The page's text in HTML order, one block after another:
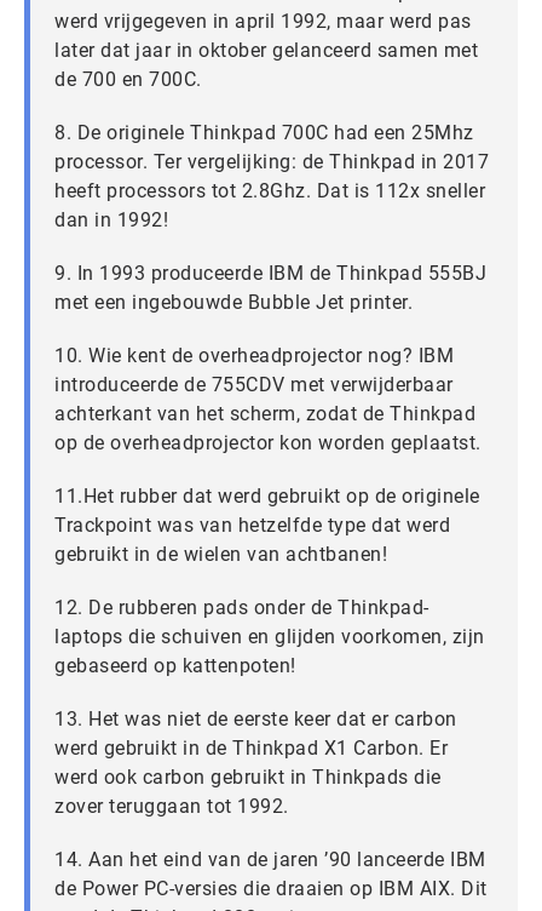
werd vrijgegeven in april 1992, maar werd pas
later dat jaar in oktober gelanceerd samen met
de 700 en 700C.
8. De originele Thinkpad 700C had een 25Mhz
processor. Ter vergelijking: de Thinkpad in 2017
heeft processors tot 2.8Ghz. Dat is 112x sneller
dan in 1992!
9. In 1993 produceerde IBM de Thinkpad 555BJ
met een ingebouwde Bubble Jet printer.
10. Wie kent de overheadprojector nog? IBM
introduceerde de 755CDV met verwijderbaar
achterkant van het scherm, zodat de Thinkpad
op de overheadprojector kon worden geplaatst.
11.Het rubber dat werd gebruikt op de originele
Trackpoint was van hetzelfde type dat werd
gebruikt in de wielen van achtbanen!
12. De rubberen pads onder de Thinkpad-
laptops die schuiven en glijden voorkomen, zijn
gebaseerd op kattenpoten!
13. Het was niet de eerste keer dat er carbon
werd gebruikt in de Thinkpad X1 Carbon. Er
werd ook carbon gebruikt in Thinkpads die
zover teruggaan tot 1992.
14. Aan het eind van de jaren ’90 lanceerde IBM
de Power PC-versies die draaien op IBM AIX. Dit